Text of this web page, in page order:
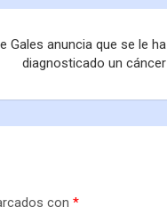
Gales anuncia que se le ha
diagnosticado un cáncer
con *